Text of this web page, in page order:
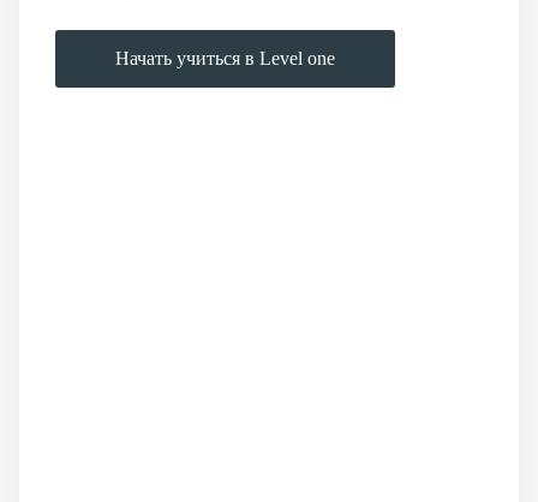
Начать учиться в Level one